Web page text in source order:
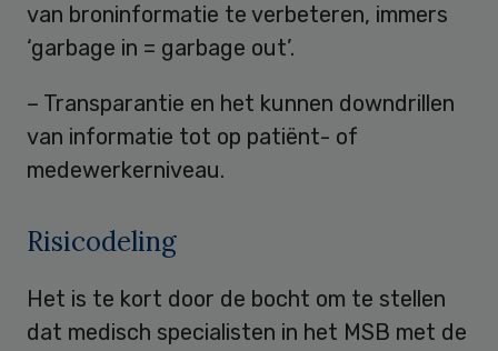
van broninformatie te verbeteren, immers
‘garbage in = garbage out’.
– Transparantie en het kunnen downdrillen
van informatie tot op patiënt- of
medewerkerniveau.
Risicodeling
Het is te kort door de bocht om te stellen
dat medisch specialisten in het MSB met de